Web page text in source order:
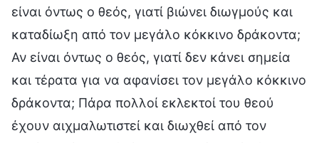
είναι όντως ο θεός, γιατί βιώνει διωγμούς και
καταδίωξη από τον μεγάλο κόκκινο δράκοντα;
Αν είναι όντως ο θεός, γιατί δεν κάνει σημεία
και τέρατα για να αφανίσει τον μεγάλο κόκκινο
δράκοντα; Πάρα πολλοί εκλεκτοί του θεού
έχουν αιχμαλωτιστεί και διωχθεί από τον